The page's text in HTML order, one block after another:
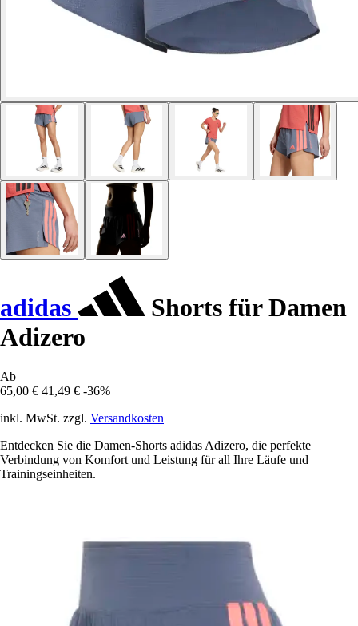
adidas
Shorts für Damen
Adizero
Ab
65,00 € 41,49 € -36%
inkl. MwSt. zzgl. Versandkosten
Entdecken Sie die Damen-Shorts adidas Adizero, die perfekte
Verbindung von Komfort und Leistung für all Ihre Läufe und
Trainingseinheiten.